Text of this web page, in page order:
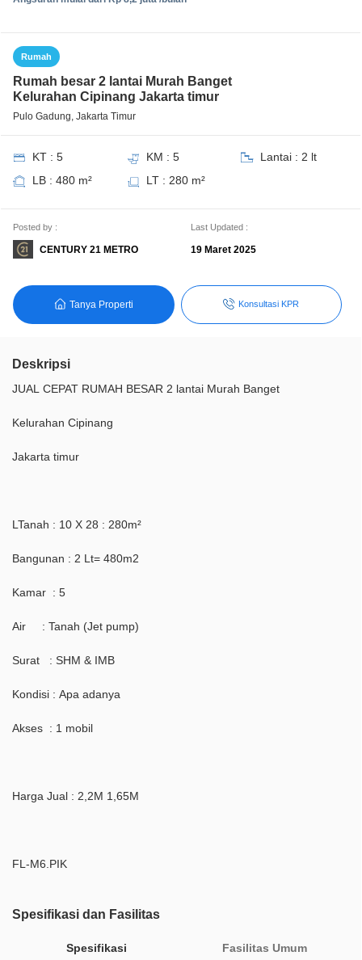
Rumah
Rumah besar 2 lantai Murah Banget
Kelurahan Cipinang Jakarta timur
Pulo Gadung, Jakarta Timur
KT : 5 KM : 5
Lantai : 2 lt
LB : 480 m²
LT : 280 m²
Posted by :
CENTURY 21 METRO
Last Updated :
19 Maret 2025
Tanya Properti Konsultasi KPR
Deskripsi
JUAL CEPAT RUMAH BESAR 2 lantai Murah Banget
Kelurahan Cipinang
Jakarta timur
LTanah : 10 X 28 : 280m²
Bangunan : 2 Lt= 480m2
Kamar : 5
Air : Tanah (Jet pump)
Surat : SHM & IMB
Kondisi : Apa adanya
Akses : 1 mobil
Harga Jual : 2,2M 1,65M
FL-M6.PIK
Spesifikasi dan Fasilitas
Spesifikasi Fasilitas Umum